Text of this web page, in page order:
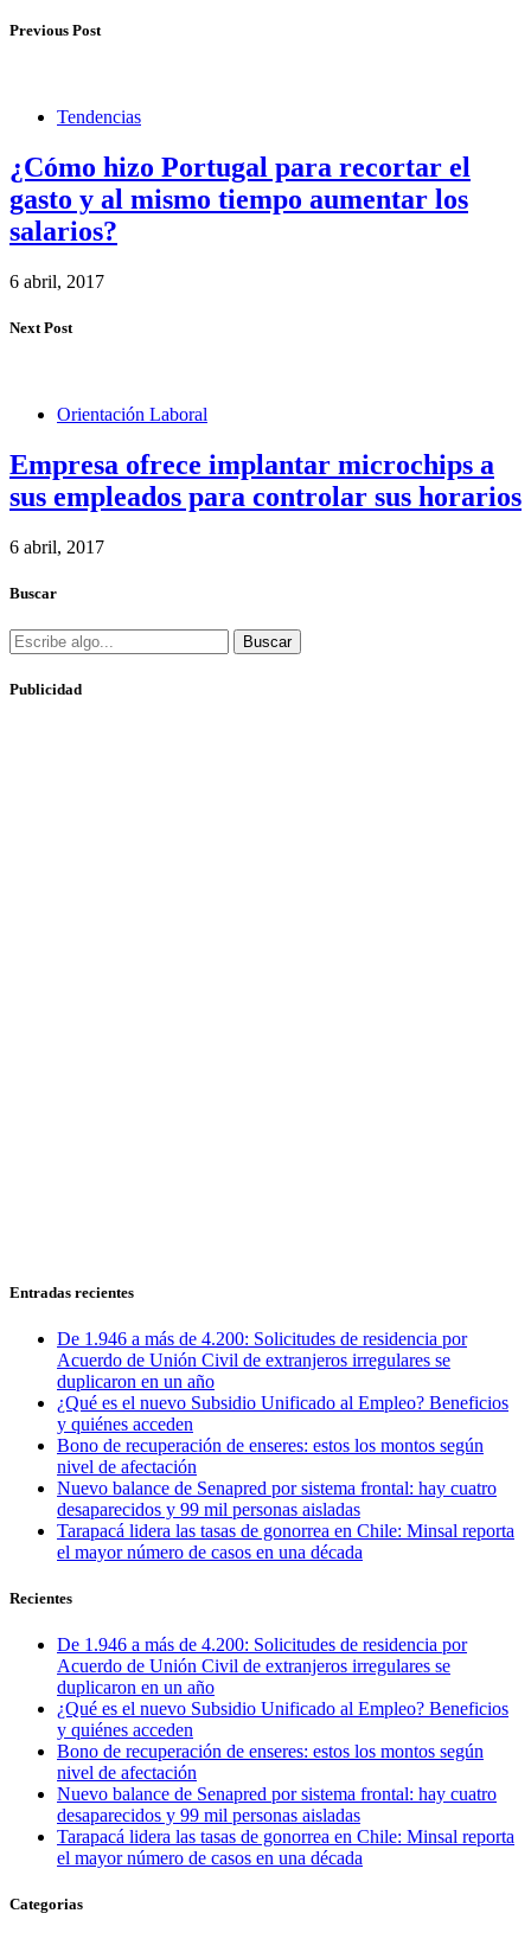
Previous Post
Tendencias
¿Cómo hizo Portugal para recortar el
gasto y al mismo tiempo aumentar los
salarios?
6 abril, 2017
Next Post
Orientación Laboral
Empresa ofrece implantar microchips a
sus empleados para controlar sus horarios
6 abril, 2017
Buscar
Buscar
Publicidad
Entradas recientes
De 1.946 a más de 4.200: Solicitudes de residencia por
Acuerdo de Unión Civil de extranjeros irregulares se
duplicaron en un año
¿Qué es el nuevo Subsidio Unificado al Empleo? Beneficios
y quiénes acceden
Bono de recuperación de enseres: estos los montos según
nivel de afectación
Nuevo balance de Senapred por sistema frontal: hay cuatro
desaparecidos y 99 mil personas aisladas
Tarapacá lidera las tasas de gonorrea en Chile: Minsal reporta
el mayor número de casos en una década
Recientes
De 1.946 a más de 4.200: Solicitudes de residencia por
Acuerdo de Unión Civil de extranjeros irregulares se
duplicaron en un año
¿Qué es el nuevo Subsidio Unificado al Empleo? Beneficios
y quiénes acceden
Bono de recuperación de enseres: estos los montos según
nivel de afectación
Nuevo balance de Senapred por sistema frontal: hay cuatro
desaparecidos y 99 mil personas aisladas
Tarapacá lidera las tasas de gonorrea en Chile: Minsal reporta
el mayor número de casos en una década
Categorias